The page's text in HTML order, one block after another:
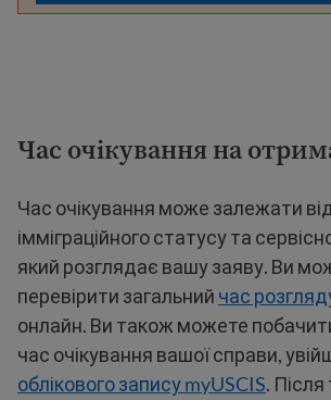
Час очікування на
Час очікування може залежати
імміграційного статусу та
який розглядає вашу заяву. Ви
перевірити загальний час
онлайн. Ви також можете
час очікування вашої справи,
облікового запису myUSCIS. Після